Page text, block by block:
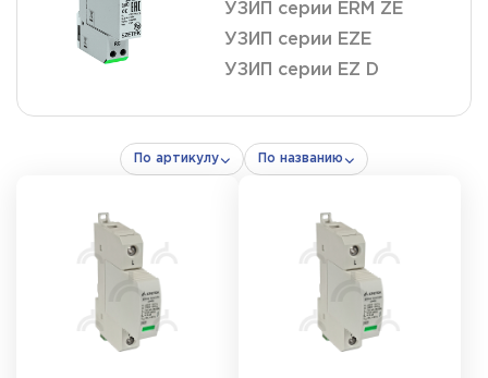
УЗИП серии ERM ZE
УЗИП серии EZE
УЗИП серии EZ D
По артикулу По названию